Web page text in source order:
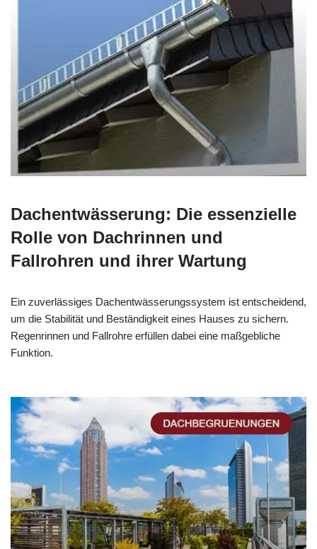
Dachentwässerung: Die essenzielle
Rolle von Dachrinnen und
Fallrohren und ihrer Wartung
Ein zuverlässiges Dachentwässerungssystem ist entscheidend,
um die Stabilität und Beständigkeit eines Hauses zu sichern.
Regenrinnen und Fallrohre erfüllen dabei eine maßgebliche
Funktion.